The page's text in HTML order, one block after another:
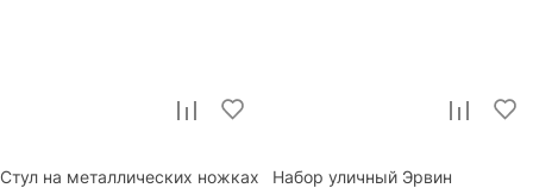
Стул на металлических ножках Набор уличный Эрвин